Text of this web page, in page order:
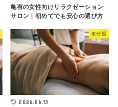
亀有の女性向けリラクゼーション
サロン｜初めてでも安心の選び方
未分類
2026.06.13